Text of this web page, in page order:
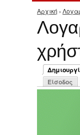
Είστε
Αρχική ›
(ενεργή
Είσοδος